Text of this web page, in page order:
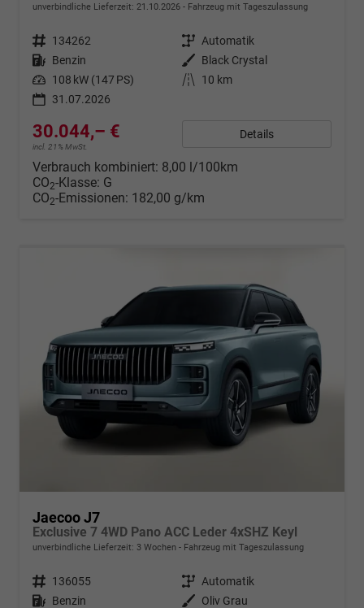
unverbindliche Lieferzeit: 21.10.2026 Fahrzeug mit Tageszulassung
Fahrzeugnr. 134262 Getriebe Automatik
Kraftstoff Benzin Außenfarbe Black Crystal
Leistung 108 kW (147 PS) Kilometerstand
10 km
31.07.2026
30.044,– €
incl. 21% MwSt.
Details
Verbrauch kombiniert: 8,00 l/100km
CO2-Klasse: G
CO2-Emissionen: 182,00 g/km
Jaecoo J7
Exclusive 7 4WD Pano ACC Leder 4xSHZ Keyl
unverbindliche Lieferzeit: 3 Wochen Fahrzeug mit Tageszulassung
Fahrzeugnr. 136055 Getriebe Automatik
Kraftstoff Benzin Außenfarbe Oliv Grau